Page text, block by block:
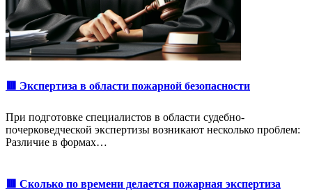
🟥 Экспертиза в области пожарной безопасности
При подготовке специалистов в области судебно-
почерковедческой экспертизы возникают несколько проблем:
Различие в формах…
🟥 Сколько по времени делается пожарная экспертиза